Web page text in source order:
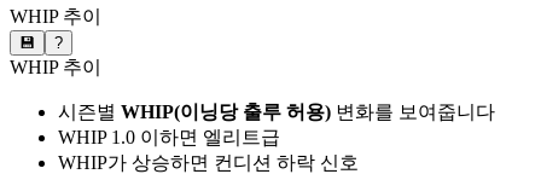
WHIP 추이
💾 ?
WHIP 추이
시즌별 WHIP(이닝당 출루 허용) 변화를 보여줍니다
WHIP 1.0 이하면 엘리트급
WHIP가 상승하면 컨디션 하락 신호